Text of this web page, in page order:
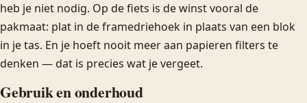
heb je niet nodig. Op de fiets is de winst vooral de
pakmaat: plat in de framedriehoek in plaats van een blok
in je tas. En je hoeft nooit meer aan papieren filters te
denken — dat is precies wat je vergeet.
Gebruik en onderhoud